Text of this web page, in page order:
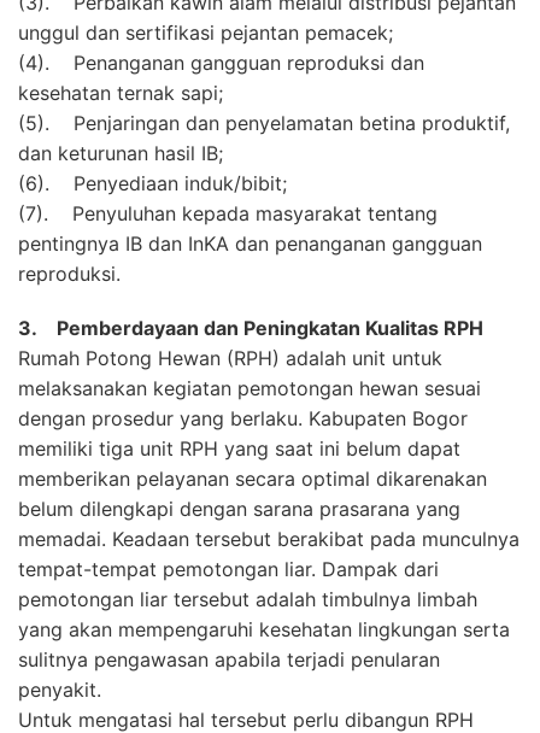
unggul dan sertifikasi pejantan pemacek;
(4). Penanganan gangguan reproduksi dan
kesehatan ternak sapi;
(5). Penjaringan dan penyelamatan betina produktif,
dan keturunan hasil IB;
(6). Penyediaan induk/bibit;
(7). Penyuluhan kepada masyarakat tentang
pentingnya IB dan InKA dan penanganan gangguan
reproduksi.
3. Pemberdayaan dan Peningkatan Kualitas RPH
Rumah Potong Hewan (RPH) adalah unit untuk
melaksanakan kegiatan pemotongan hewan sesuai
dengan prosedur yang berlaku. Kabupaten Bogor
memiliki tiga unit RPH yang saat ini belum dapat
memberikan pelayanan secara optimal dikarenakan
belum dilengkapi dengan sarana prasarana yang
memadai. Keadaan tersebut berakibat pada munculnya
tempat-tempat pemotongan liar. Dampak dari
pemotongan liar tersebut adalah timbulnya limbah
yang akan mempengaruhi kesehatan lingkungan serta
sulitnya pengawasan apabila terjadi penularan
penyakit.
Untuk mengatasi hal tersebut perlu dibangun RPH